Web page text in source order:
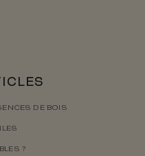
DE BOIS
?